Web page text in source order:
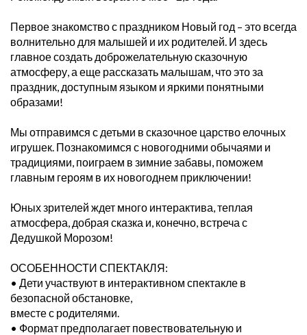
Первое знакомство с праздником Новый год – это всегда
волнительно для малышей и их родителей. И здесь
главное создать доброжелательную сказочную
атмосферу, а еще рассказать малышам, что это за
праздник, доступным языком и яркими понятными
образами!
Мы отправимся с детьми в сказочное царство елочных
игрушек. Познакомимся с новогодними обычаями и
традициями, поиграем в зимние забавы, поможем
главным героям в их новогоднем приключении!
Юных зрителей ждет много интерактива, теплая
атмосфера, добрая сказка и, конечно, встреча с
Дедушкой Морозом!
ОСОБЕННОСТИ СПЕКТАКЛЯ:
• Дети участвуют в интерактивном спектакле в
безопасной обстановке,
вместе с родителями.
• Формат предполагает повествовательную и